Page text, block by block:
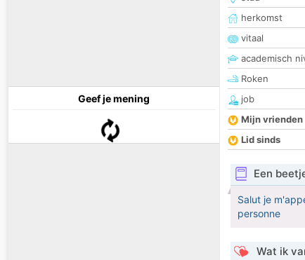
Geef je mening
herkomst
vitaal
academisch
Roken
job
Mijn vrienden
Lid sinds
Een
Salut je
personne
Wat ik